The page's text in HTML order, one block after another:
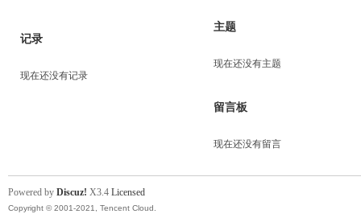
记录
现在还没有记录
主题
现在还没有主题
留言板
现在还没有留言
Powered by Discuz! X3.4 Licensed
Copyright © 2001-2021, Tencent Cloud.